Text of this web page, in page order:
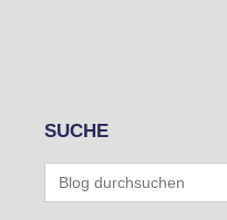
SUCHE
Search
for: